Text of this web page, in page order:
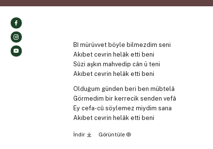
Bî mürüvvet böyle bilmezdim seni
Akıbet cevrin helâk etti beni
Sûzi aşkın mahvedip cân ü teni
Akıbet cevrin helâk etti beni
Olduğum günden beri ben mübtelâ
Görmedim bir kerrecik senden vefâ
Ey cefa-cû söylemez miydim sana
Akıbet cevrin helâk etti beni
İndir Görüntüle